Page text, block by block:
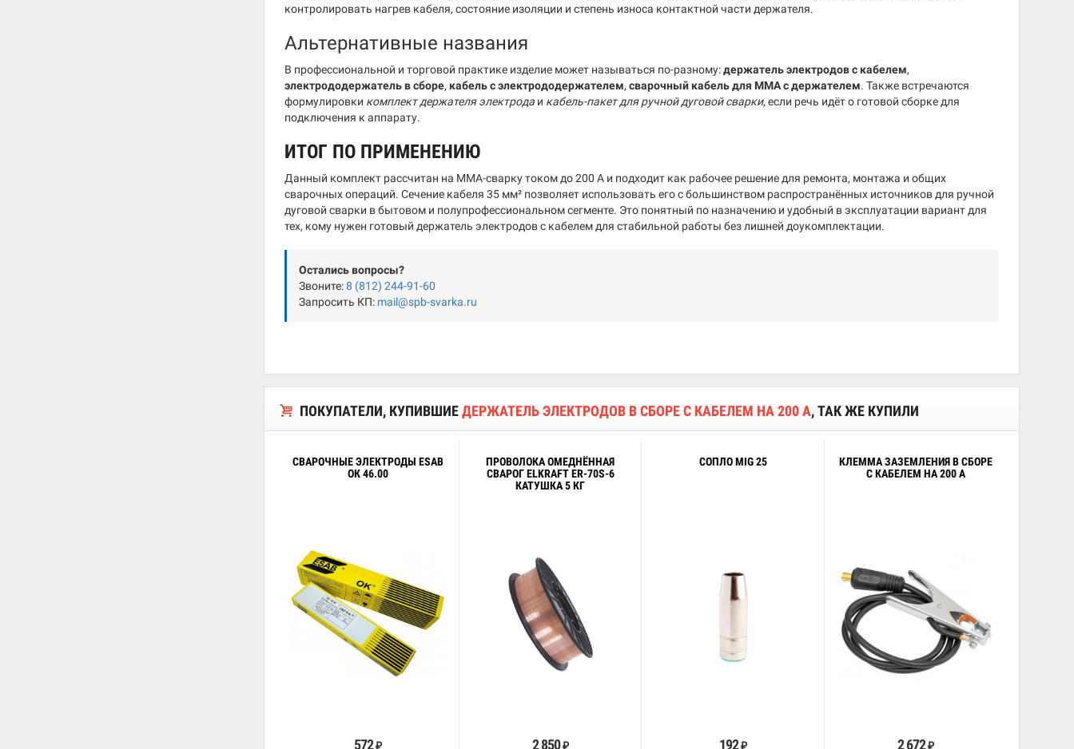
контролировать нагрев кабеля, состояние изоляции и степень износа контактной части держателя.
Альтернативные названия
В профессиональной и торговой практике изделие может называться по-разному:держатель электродов с кабелем,
электрододержатель в сборе, кабель с электрододержателем, сварочный кабель для MMA с держателем. Также встречаются
формулировки комплект держателя электрода и кабель-пакет для ручной дуговой сварки, если речь идёт о готовой сборке для
подключения к аппарату.
ИТОГ ПО ПРИМЕНЕНИЮ
Данный комплект рассчитан на MMA-сварку током до 200 А и подходит как рабочее решение для ремонта, монтажа и общих
сварочных операций. Сечение кабеля 35 мм² позволяет использовать его с большинством распространённых источников для ручной
дуговой сварки в бытовом и полупрофессиональном сегменте. Это понятный по назначению и удобный в эксплуатации вариант для
тех, кому нужен готовый держатель электродов с кабелем для стабильной работы без лишней доукомплектации.
Остались вопросы?
Звоните:8 (812) 244-91-60
Запросить КП: mail@spb-svarka.ru
ПОКУПАТЕЛИ, КУПИВШИЕДЕРЖАТЕЛЬ ЭЛЕКТРОДОВ В СБОРЕ С КАБЕЛЕМ НА 200 А, ТАК ЖЕ КУПИЛИ
СВАРОЧНЫЕ ЭЛЕКТРОДЫ ESAB
ОК 46.00
572₽
ПРОВОЛОКА ОМЕДНЁННАЯ
СВАРОГ ELKRAFT ER-70S-6
КАТУШКА 5 КГ
2 850₽
СОПЛО MIG 25
192₽
КЛЕММА ЗАЗЕМЛЕНИЯ В СБОРЕ
С КАБЕЛЕМ НА 200 А
2 672₽